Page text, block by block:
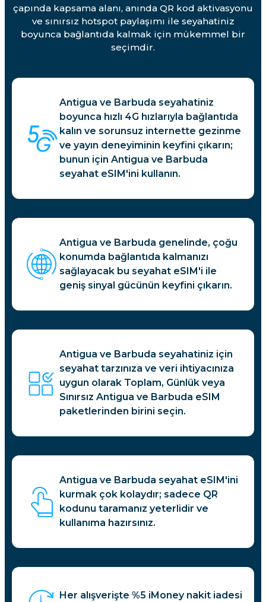
çapında kapsama alanı, anında QR kod aktivasyonu
ve sınırsız hotspot paylaşımı ile seyahatiniz
boyunca bağlantıda kalmak için mükemmel bir
seçimdir.
Antigua ve Barbuda seyahatiniz
boyunca hızlı 4G hızlarıyla bağlantıda
kalın ve sorunsuz internette gezinme
ve yayın deneyiminin keyfini çıkarın;
bunun için Antigua ve Barbuda
seyahat eSIM'ini kullanın.
Antigua ve Barbuda genelinde, çoğu
konumda bağlantıda kalmanızı
sağlayacak bu seyahat eSIM'i ile
geniş sinyal gücünün keyfini çıkarın.
Antigua ve Barbuda seyahatiniz için
seyahat tarzınıza ve veri ihtiyacınıza
uygun olarak Toplam, Günlük veya
Sınırsız Antigua ve Barbuda eSIM
paketlerinden birini seçin.
Antigua ve Barbuda seyahat eSIM'ini
kurmak çok kolaydır; sadece QR
kodunu taramanız yeterlidir ve
kullanıma hazırsınız.
Her alışverişte %5 iMoney nakit iadesi